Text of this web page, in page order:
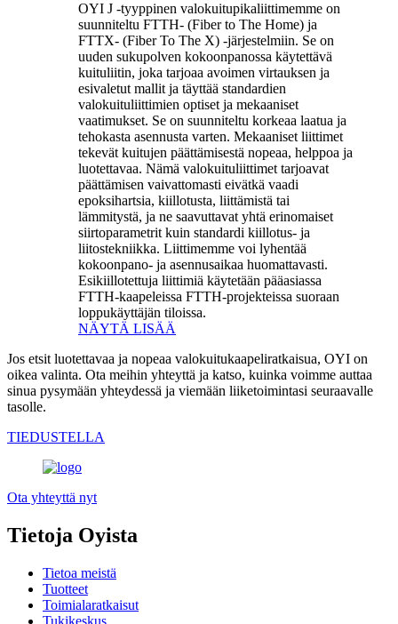
OYI J -tyyppinen valokuitupikaliittimemme on
suunniteltu FTTH- (Fiber to The Home) ja
FTTX- (Fiber To The X) -järjestelmiin. Se on
uuden sukupolven kokoonpanossa käytettävä
kuituliitin, joka tarjoaa avoimen virtauksen ja
esivaletut mallit ja täyttää standardien
valokuituliittimien optiset ja mekaaniset
vaatimukset. Se on suunniteltu korkeaa laatua ja
tehokasta asennusta varten. Mekaaniset liittimet
tekevät kuitujen päättämisestä nopeaa, helppoa ja
luotettavaa. Nämä valokuituliittimet tarjoavat
päättämisen vaivattomasti eivätkä vaadi
epoksihartsia, kiillotusta, liittämistä tai
lämmitystä, ja ne saavuttavat yhtä erinomaiset
siirtoparametrit kuin standardi kiillotus- ja
liitostekniikka. Liittimemme voi lyhentää
kokoonpano- ja asennusaikaa huomattavasti.
Esikiillotettuja liittimiä käytetään pääasiassa
FTTH-kaapeleissa FTTH-projekteissa suoraan
loppukäyttäjän tiloissa.
NÄYTÄ LISÄÄ
Jos etsit luotettavaa ja nopeaa valokuitukaapeliratkaisua, OYI on
oikea valinta. Ota meihin yhteyttä ja katso, kuinka voimme auttaa
sinua pysymään yhteydessä ja viemään liiketoimintasi seuraavalle
tasolle.
TIEDUSTELLA
Ota yhteyttä nyt
Tietoja Oyista
Tietoa meistä
Tuotteet
Toimialaratkaisut
Tukikeskus